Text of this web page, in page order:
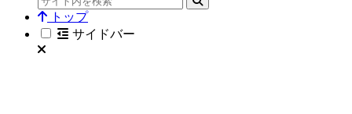
トップ
サイドバー